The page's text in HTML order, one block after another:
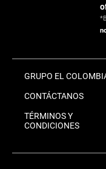
GRUPO EL
CONTÁCTANOS
TÉRMINOS Y
CONDICIONES